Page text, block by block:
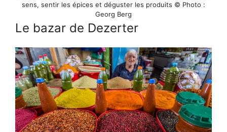
sens, sentir les épices et déguster les produits © Photo :
Georg Berg
Le bazar de Dezerter